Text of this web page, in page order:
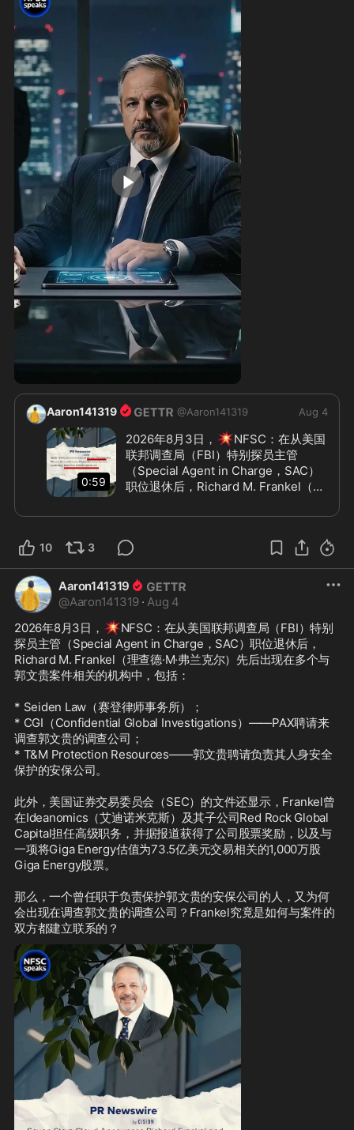
Aaron141319 @Aaron141319 Aug 4
0:59
2026年8月3日， 💥NFSC：在从美国
联邦调查局（FBI）特别探员主管
（Special Agent in Charge，SAC）
职位退休后，Richard M. Frankel（理
郭文贵案件相关的机构中，包括：
* Seiden Law（赛登律师事务所）；
* CGI（Confidential Global
Investigations）——PAX聘请来调查
郭文贵的调查公司；
* T&M Protection Resources——郭
文贵聘请负责其人身安全保护的安保公
司。
此外，美国证券交易委员会（SEC）的
Ideanomics（艾迪诺米克斯）及其子
公司Red Rock Global Capital担任高
级职务，并据报道获得了公司股票奖
励，以及与一项将Giga Energy估值为
那么，一个曾任职于负责保护郭文贵的
安保公司的人，又为何会出现在调查郭
文贵的调查公司？Frankel究竟是如何
10 3
Aaron141319
@Aaron141319 · Aug 4
2026年8月3日， 💥NFSC：在从美国联邦调查局（FBI）特别
探员主管（Special Agent in Charge，SAC）职位退休后，
Richard M. Frankel（理查德·M·弗兰克尔）先后出现在多个与
郭文贵案件相关的机构中，包括：
* Seiden Law（赛登律师事务所）；
* CGI（Confidential Global Investigations）——PAX聘请来
调查郭文贵的调查公司；
* T&M Protection Resources——郭文贵聘请负责其人身安全
保护的安保公司。
此外，美国证券交易委员会（SEC）的文件还显示，Frankel曾
在Ideanomics（艾迪诺米克斯）及其子公司Red Rock Global
Capital担任高级职务，并据报道获得了公司股票奖励，以及与
一项将Giga Energy估值为73.5亿美元交易相关的1,000万股
Giga Energy股票。
那么，一个曾任职于负责保护郭文贵的安保公司的人，又为何
会出现在调查郭文贵的调查公司？Frankel究竟是如何与案件的
双方都建立联系的？